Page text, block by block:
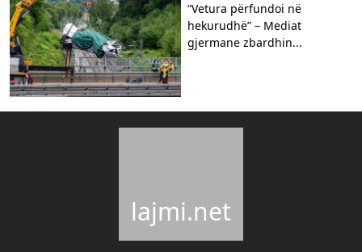
“Vetura përfundoi në
hekurudhë” – Mediat
gjermane zbardhin...
lajmi.net